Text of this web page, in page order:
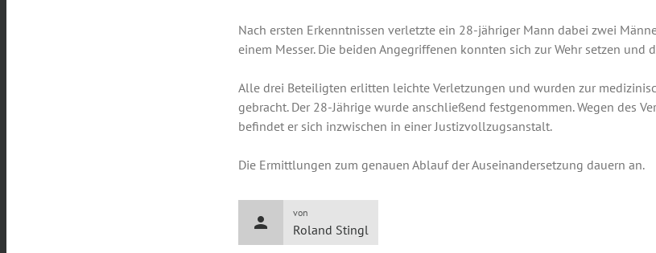
Nach ersten Erkenntnissen verletzte ein 28-jähriger Mann dabei zwei
einem Messer. Die beiden Angegriffenen konnten sich zur Wehr setzen und
Alle drei Beteiligten erlitten leichte Verletzungen und wurden zur
gebracht. Der 28-Jährige wurde anschließend festgenommen. Wegen des
befindet er sich inzwischen in einer Justizvollzugsanstalt.
Die Ermittlungen zum genauen Ablauf der Auseinandersetzung dauern an.
person
von
Roland Stingl